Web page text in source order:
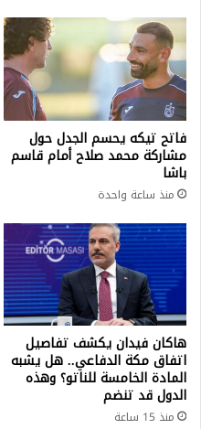
فاتح تيكه يحسم الجدل حول
مشاركة محمد صلاح أمام قاسم
باشا
منذ ساعة واحدة
هاكان فيدان يكشف تفاصيل
اتفاق مكة الدفاعي.. هل يشبه
المادة الخامسة للناتو؟ وهذه
الدول قد تنضم
منذ 15 ساعة